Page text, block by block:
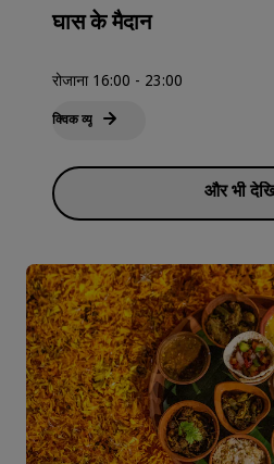
घास के मैदान
रोजाना 16:00 - 23:00
क्विक व्‍यू
और भी